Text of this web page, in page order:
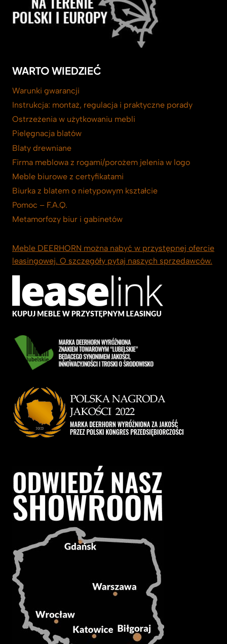
WARTO WIEDZIEĆ
Warunki gwarancji
Instrukcja: montaż, regulacja i praktyczne porady
Ostrzeżenia w użytkowaniu mebli
Pielęgnacja blatów
Blaty drewniane
Firma meblowa z rogami/porożem jelenia w logo
Meble biurowe z certyfikatami
Biurka z blatem o nietypowym kształcie
Pomoc – F.A.Q.
Metamorfozy biur i gabinetów
Meble DEERHORN można nabyć w przystępnej ofercie
leasingowej. O szczegóły pytaj naszych sprzedawców.